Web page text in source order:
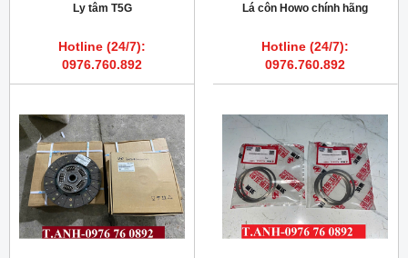
Ly tâm T5G
Hotline (24/7):
0976.760.892
Lá côn Howo chính hãng
Hotline (24/7):
0976.760.892